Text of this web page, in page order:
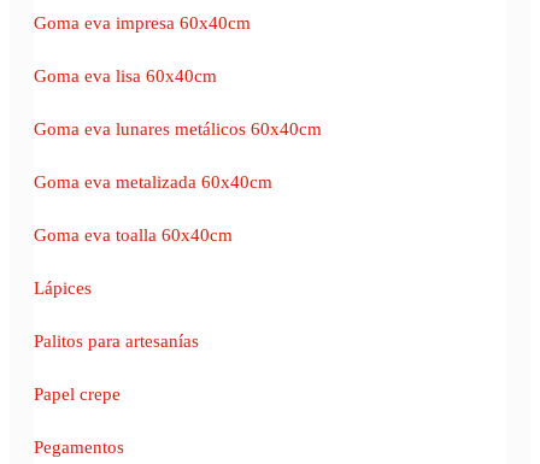
Goma eva impresa 60x40cm
Goma eva lisa 60x40cm
Goma eva lunares metálicos 60x40cm
Goma eva metalizada 60x40cm
Goma eva toalla 60x40cm
Lápices
Palitos para artesanías
Papel crepe
Pegamentos